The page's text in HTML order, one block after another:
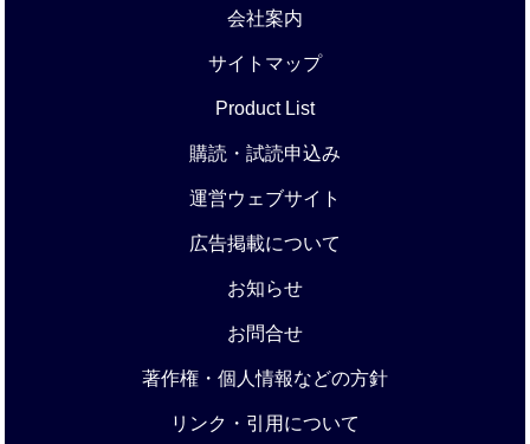
会社案内
サイトマップ
Product List
購読・試読申込み
運営ウェブサイト
広告掲載について
お知らせ
お問合せ
著作権・個人情報などの方針
リンク・引用について